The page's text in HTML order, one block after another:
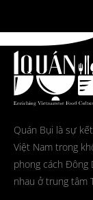
Quán Bụi là sự
Việt Nam trong
phong cách Đông
nhau ở trung tâm